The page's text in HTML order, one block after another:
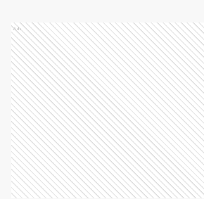
Ads